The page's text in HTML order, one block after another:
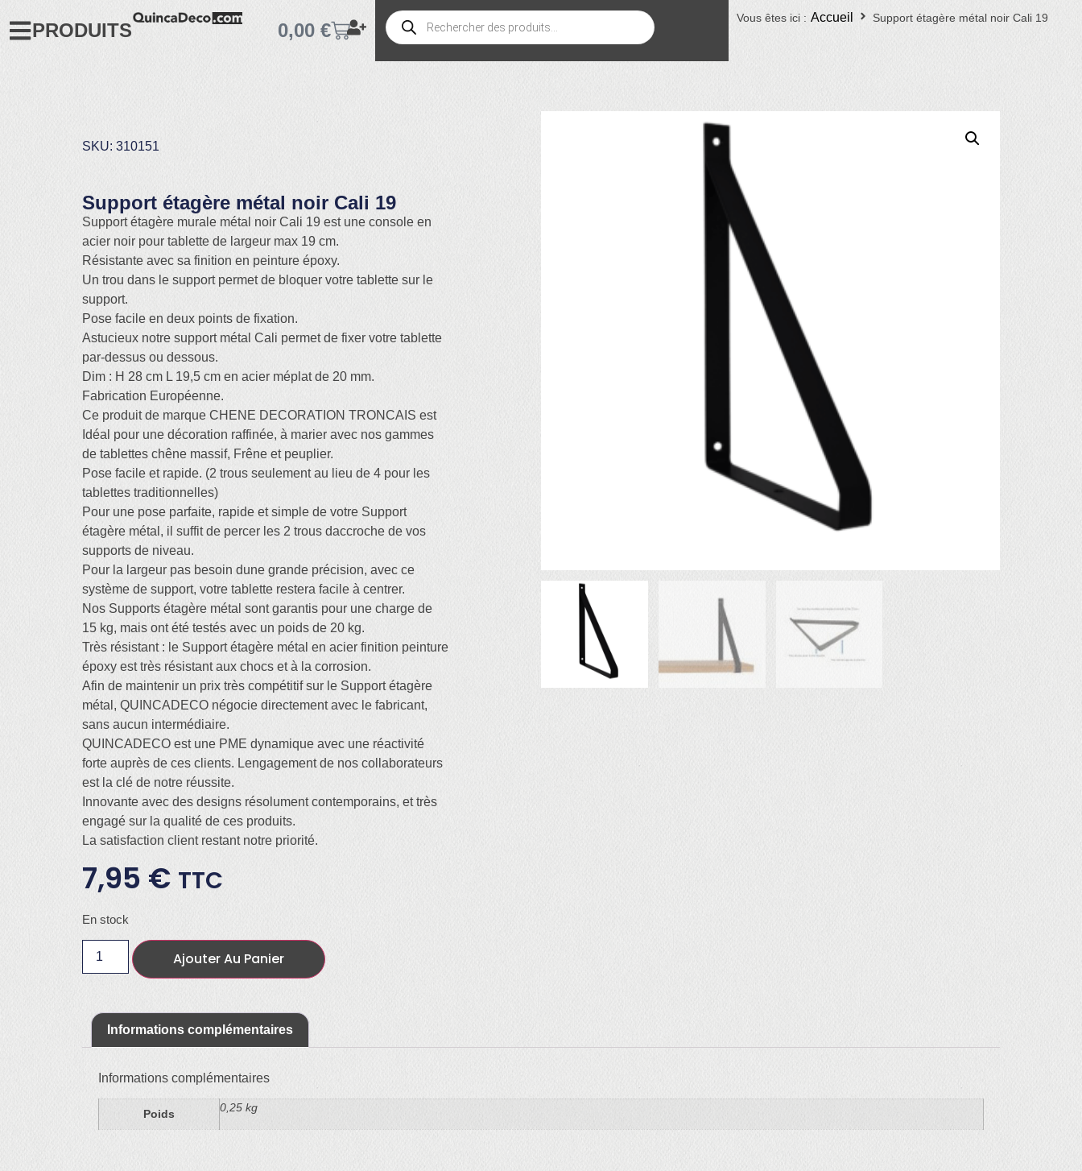
PRODUITS 0,00 €
Vous êtes ici : Accueil Support étagère métal noir Cali 19
SKU: 310151
Support étagère métal noir Cali 19
Support étagère murale métal noir Cali 19 est une console en
acier noir pour tablette de largeur max 19 cm.
Résistante avec sa finition en peinture époxy.
Un trou dans le support permet de bloquer votre tablette sur le
support.
Pose facile en deux points de fixation.
Astucieux notre support métal Cali permet de fixer votre tablette
par-dessus ou dessous.
Dim : H 28 cm L 19,5 cm en acier méplat de 20 mm.
Fabrication Européenne.
Ce produit de marque CHENE DECORATION TRONCAIS est
Idéal pour une décoration raffinée, à marier avec nos gammes
de tablettes chêne massif, Frêne et peuplier.
Pose facile et rapide. (2 trous seulement au lieu de 4 pour les
tablettes traditionnelles)
Pour une pose parfaite, rapide et simple de votre Support
étagère métal, il suffit de percer les 2 trous daccroche de vos
supports de niveau.
Pour la largeur pas besoin dune grande précision, avec ce
système de support, votre tablette restera facile à centrer.
Nos Supports étagère métal sont garantis pour une charge de
15 kg, mais ont été testés avec un poids de 20 kg.
Très résistant : le Support étagère métal en acier finition peinture
époxy est très résistant aux chocs et à la corrosion.
Afin de maintenir un prix très compétitif sur le Support étagère
métal, QUINCADECO négocie directement avec le fabricant,
sans aucun intermédiaire.
QUINCADECO est une PME dynamique avec une réactivité
forte auprès de ces clients. Lengagement de nos collaborateurs
est la clé de notre réussite.
Innovante avec des designs résolument contemporains, et très
engagé sur la qualité de ces produits.
La satisfaction client restant notre priorité.
7,95 € TTC
En stock
Ajouter Au Panier
Informations complémentaires
Informations complémentaires
Poids 0,25 kg